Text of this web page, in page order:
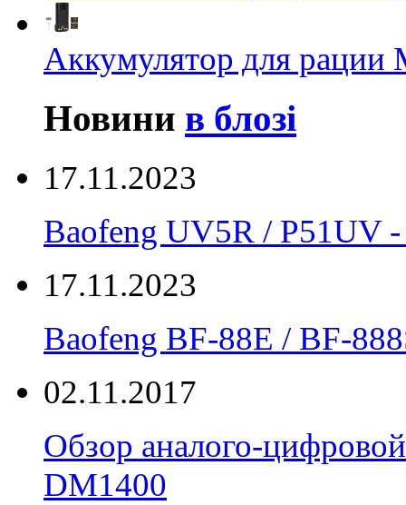
Аккумулятор для рации
Новини в блозі
17.11.2023
Baofeng UV5R /
17.11.2023
Вaofeng BF-88E / BF-
02.11.2017
Обзор аналого-
DM1400